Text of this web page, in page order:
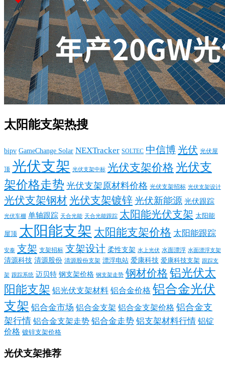
太阳能支架热搜
bipv GameChange Solar NEXTracker SOLTEC 中信博光伏 光伏屋
顶 光伏支架 光伏支架中标 光伏支架价格 光伏支
架价格走势 光伏支架原材料价格 光伏支架招标 光伏支架设计
光伏支架钢材光伏支架镀锌光伏新能源 光伏跟踪
光伏车棚 单轴跟踪 天合光能 天合光能跟踪 太阳能光伏支架 太阳能
屋顶 太阳能支架 太阳能支架价格 太阳能跟踪
安泰 支架 支架招标 支架设计 柔性支架 水上光伏 水面漂浮 水面漂浮支架
清源科技 清源股份 清源股份支架 漂浮电站 爱康科技 爱康科技支架 跟踪支
架 跟踪系统 迈贝特 钢支架价格 钢支架走势 钢材价格 铝光伏太
阳能支架 铝光伏支架材料 铝合金价格 铝合金光伏
支架 铝合金市场 铝合金支架 铝合金支架价格 铝合金支
架行情 铝合金支架走势 铝合金走势 铝支架材料行情 铝锭
价格 镀锌支架价格
光伏支架推荐